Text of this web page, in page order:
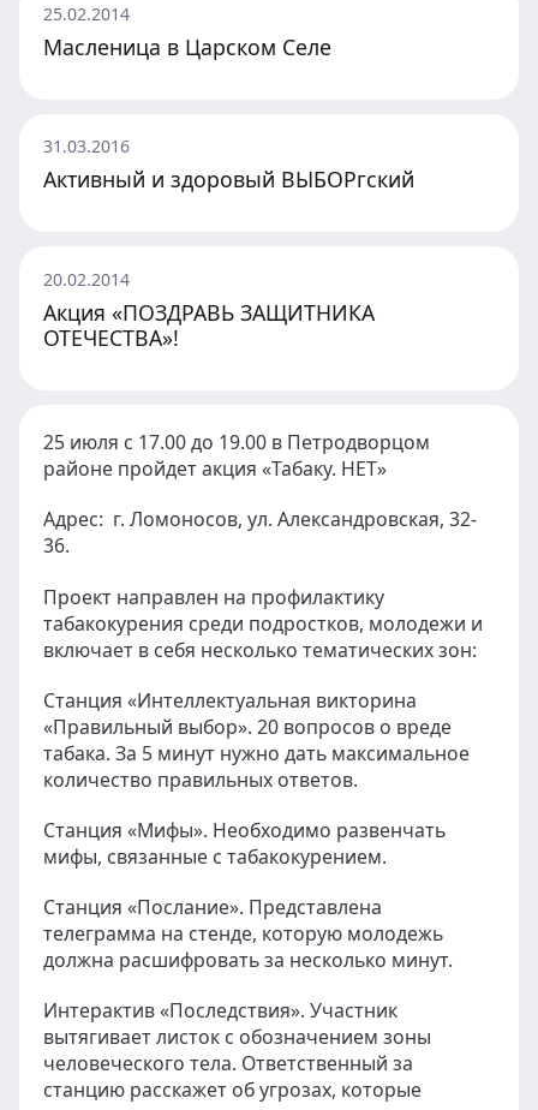
25.02.2014
Масленица в Царском Селе
31.03.2016
Активный и здоровый ВЫБОРгский
20.02.2014
Акция «ПОЗДРАВЬ ЗАЩИТНИКА
ОТЕЧЕСТВА»!
25 июля с 17.00 до 19.00 в Петродворцом
районе пройдет акция «Табаку. НЕТ»
Адрес: г. Ломоносов, ул. Александровская, 32-
36.
Проект направлен на профилактику
табакокурения среди подростков, молодежи и
включает в себя несколько тематических зон:
Станция «Интеллектуальная викторина
«Правильный выбор». 20 вопросов о вреде
табака. За 5 минут нужно дать максимальное
количество правильных ответов.
Станция «Мифы». Необходимо развенчать
мифы, связанные с табакокурением.
Станция «Послание». Представлена
телеграмма на стенде, которую молодежь
должна расшифровать за несколько минут.
Интерактив «Последствия». Участник
вытягивает листок с обозначением зоны
человеческого тела. Ответственный за
станцию расскажет об угрозах, которые